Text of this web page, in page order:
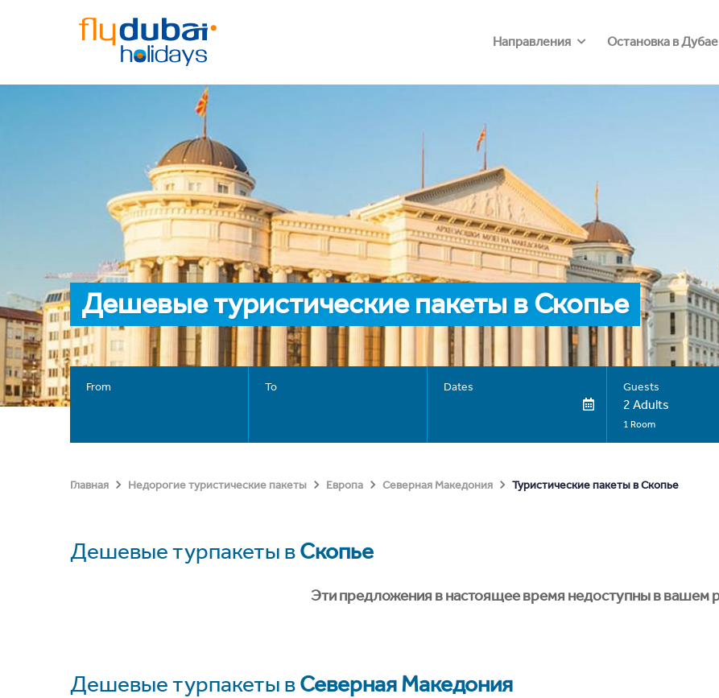
Направления Остановка в Дубае
Дешевые туристические пакеты в Скопье
From To Dates Guests
2 Adults
1 Room
Главная Недорогие туристические пакеты Европа Северная Македония Туристические пакеты в Скопье
Дешевые турпакеты вСкопье
Эти предложения в настоящее время недоступны в вашем
Дешевые турпакеты вСеверная Македония